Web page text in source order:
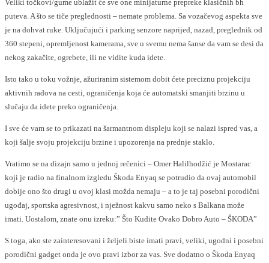
Veliki točkovi/gume ublažit će sve one minijaturne prepreke klasičnih bh
puteva. A što se tiče preglednosti – nemate problema. Sa vozačevog aspekta sve
je na dohvat ruke. Uključujući i parking senzore naprijed, nazad, preglednik od
360 stepeni, opremljenost kamerama, sve u svemu nema šanse da vam se desi da
nekog zakačite, ogrebete, ili ne vidite kuda idete.
Isto tako u toku vožnje, ažuriranim sistemom dobit ćete preciznu projekciju
aktivnih radova na cesti, ograničenja koja će automatski smanjiti brzinu u
slučaju da idete preko ograničenja.
I sve će vam se to prikazati na šarmantnom displeju koji se nalazi ispred vas, a
koji šalje svoju projekciju brzine i upozorenja na prednje staklo.
Vratimo se na dizajn samo u jednoj rečenici – Omer Halilhodžić je Mostarac
koji je radio na finalnom izgledu Škoda Enyaq se potrudio da ovaj automobil
dobije ono što drugi u ovoj klasi možda nemaju – a to je taj posebni porodični
ugođaj, sportska agresivnost, i nježnost kakvu samo neko s Balkana može
imati. Uostalom, znate onu izreku:” Što Kudite Ovako Dobro Auto – ŠKODA”
S toga, ako ste zainteresovani i željeli biste imati pravi, veliki, ugodni i posebni
porodični gadget onda je ovo pravi izbor za vas. Sve dodatno o Škoda Enyaq